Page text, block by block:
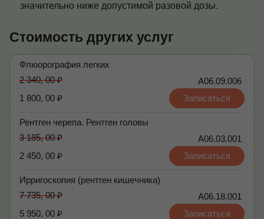
значительно ниже допустимой разовой дозы.
Стоимость других услуг
Флюорография легких
А06.09.006
2 340, 00 ₽
1 800, 00 ₽
Записаться
Рентген черепа. Рентген головы
А06.03.001
3 185, 00 ₽
2 450, 00 ₽
Записаться
Ирригоскопия (рентген кишечника)
А06.18.001
7 735, 00 ₽
5 950, 00 ₽
Записаться